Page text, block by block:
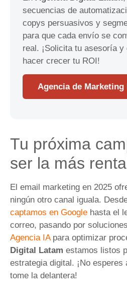
secuencias de
copys persuasivos y
para que cada envío se
real. ¡Solicita tu asesoría y
hacer crecer tu ROI!
Agencia de Marketing
Tu próxima
ser la más
El email marketing en 2025
ningún otro canal iguala.
captamos en Google hasta el
correo, pasando por
Agencia IApara optimizar
Digital Latam estamos listos
estrategia digital. ¡No esperes
tome la delantera!